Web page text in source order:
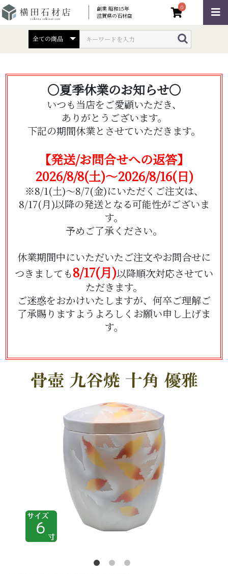
創業 昭和15年
滋賀県の石材店
0
〇夏季休業のお知らせ〇
いつも当店をご愛顧いただき、
ありがとうございます。
下記の期間休業とさせていただきます。
【発送/お問合せへの返答】
2026/8/8(土)～2026/8/16(日)
※8/1(土)～8/7(金)にいただくご注文は、
8/17(月)以降の発送となる可能性がございま
す。
予めご了承ください。
休業期間中にいただいたご注文やお問合せに
つきましても8/17(月)以降順次対応させてい
ただきます。
ご迷惑をおかけいたしますが、何卒ご理解ご
了承賜りますようよろしくお願い申し上げま
す。